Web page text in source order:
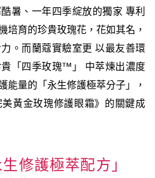
暑、一年四季綻放的獨家 專利
培育的珍貴玫瑰花，花如其名，
。而蘭蔻實驗室更 以最友善環
「四季玫瑰™」 中萃煉出濃度
能量的「永生修護極萃分子」，
黃金玫瑰修護眼霜》的關鍵成
修護極萃配方」